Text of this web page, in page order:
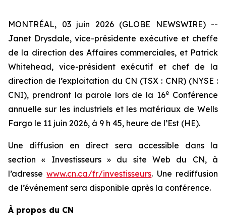
MONTRÉAL, 03 juin 2026 (GLOBE NEWSWIRE) --
Janet Drysdale, vice-présidente exécutive et cheffe
de la direction des Affaires commerciales, et Patrick
Whitehead, vice-président exécutif et chef de la
direction de l’exploitation du CN (TSX : CNR) (NYSE :
CNI), prendront la parole lors de la 16e Conférence
annuelle sur les industriels et les matériaux de Wells
Fargo le 11 juin 2026, à 9 h 45, heure de l’Est (HE).
Une diffusion en direct sera accessible dans la
section « Investisseurs » du site Web du CN, à
l’adressewww.cn.ca/fr/investisseurs. Une rediffusion
de l’événement sera disponible après la conférence.
À propos du CN